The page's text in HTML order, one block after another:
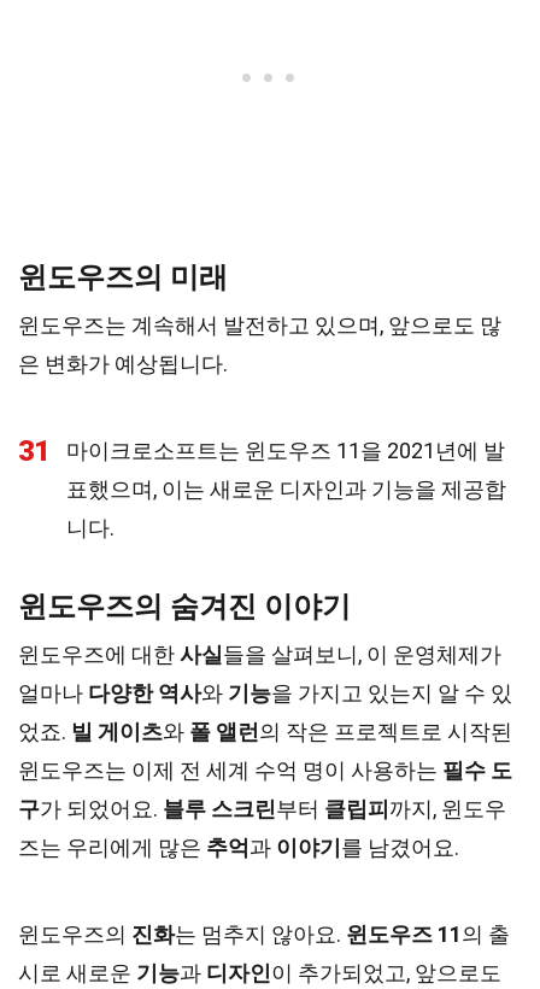
윈도우즈의 미래
윈도우즈는 계속해서 발전하고 있으며, 앞으로도 많
은 변화가 예상됩니다.
31
마이크로소프트는 윈도우즈 11을 2021년에 발
표했으며, 이는 새로운 디자인과 기능을 제공합
니다.
윈도우즈의 숨겨진 이야기
윈도우즈에 대한사실 들을 살펴보니, 이 운영체제가
얼마나 다양한 역사와 기능을 가지고 있는지 알 수 있
었죠. 빌 게이츠와 폴 앨런 의 작은 프로젝트로 시작된
윈도우즈는 이제 전 세계 수억 명이 사용하는 필수 도
구가 되었어요. 블루 스크린부터 클립피 까지, 윈도우
즈는 우리에게 많은 추억 과 이야기 를 남겼어요.
윈도우즈의 진화는 멈추지 않아요. 윈도우즈 11의 출
시로 새로운 기능과 디자인이 추가되었고, 앞으로도